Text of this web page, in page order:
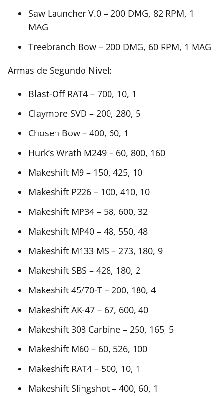
Saw Launcher V.0 – 200 DMG, 82 RPM, 1
MAG
Treebranch Bow – 200 DMG, 60 RPM, 1 MAG
Armas de Segundo Nivel:
Blast-Off RAT4 – 700, 10, 1
Claymore SVD – 200, 280, 5
Chosen Bow – 400, 60, 1
Hurk’s Wrath M249 – 60, 800, 160
Makeshift M9 – 150, 425, 10
Makeshift P226 – 100, 410, 10
Makeshift MP34 – 58, 600, 32
Makeshift MP40 – 48, 550, 48
Makeshift M133 MS – 273, 180, 9
Makeshift SBS – 428, 180, 2
Makeshift 45/70-T – 200, 180, 4
Makeshift AK-47 – 67, 600, 40
Makeshift 308 Carbine – 250, 165, 5
Makeshift M60 – 60, 526, 100
Makeshift RAT4 – 500, 10, 1
Makeshift Slingshot – 400, 60, 1